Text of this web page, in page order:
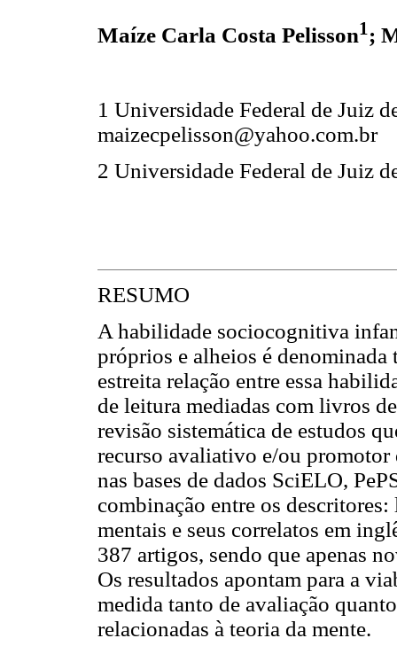
Maíze Carla Costa Pelisson1 ;
1 Universidade Federal de Juiz
maizecpelisson@yahoo.com.br
2 Universidade Federal de Juiz
RESUMO
A habilidade sociocognitiva
próprios e alheios é denominada
estreita relação entre essa
de leitura mediadas com livros
revisão sistemática de estudos
recurso avaliativo e/ou promotor
nas bases de dados SciELO,
combinação entre os
mentais e seus correlatos em
387 artigos, sendo que apenas
Os resultados apontam para a
medida tanto de avaliação
relacionadas à teoria da mente.